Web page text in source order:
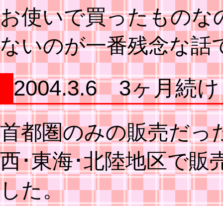
お使いで買ったものな
ないのが一番残念な話
2004.3.6 3ヶ月続け
首都圏のみの販売だっ
西･東海･北陸地区で販
した。